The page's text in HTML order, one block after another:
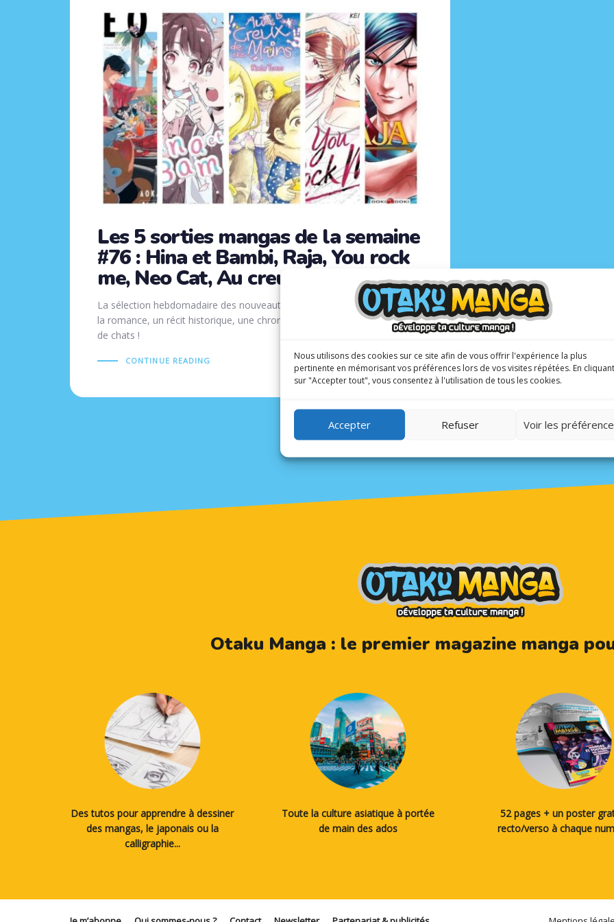
Nous utilisons des cookies sur ce site afin de vous offrir l'expérience la plus
pertinente en mémorisant vos préférences lors de vos visites répétées. En cliquant
sur "Accepter tout", vous consentez à l'utilisation de tous les cookies.
Accepter Refuser Voir les
Les 5 sorties mangas de la semaine
#76 : Hina et Bambi, Raja, You rock
me, Neo Cat, Au creux de nos mains
La sélection hebdomadaire des nouveautés manga est de retour avec de
la romance, un récit historique, une chronique sociale et une histoire
de chats !
CONTINUE READING
Otaku Manga : le premier magazine manga
Des tutos pour apprendre à dessiner
des mangas, le japonais ou la
calligraphie...
Toute la culture asiatique à portée
de main des ados
52 pages + un poster
recto/verso à chaque